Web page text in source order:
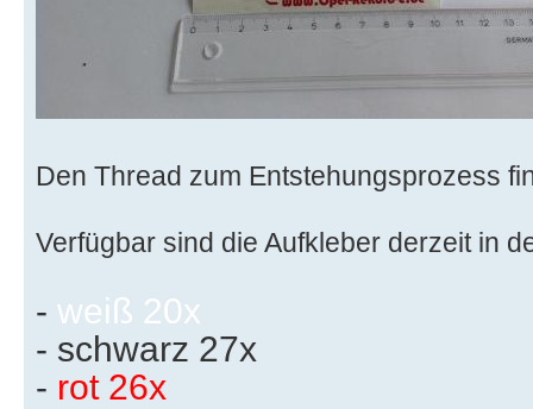
Den Thread zum Entstehungsprozess
Verfügbar sind die Aufkleber derzeit in
- weiß 20x
- schwarz 27x
- rot 26x